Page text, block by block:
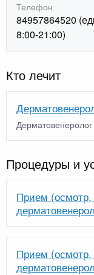
Телефон
84957864520
8:00-21:00)
Кто лечит
Процедуры и
Прием (осмотр,
Прием (осмотр,